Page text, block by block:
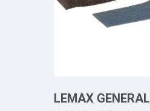
LEMAX GENERAL